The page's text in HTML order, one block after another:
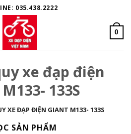
035.438.2222
0
xe đạp điện
133S
XE ĐẠP ĐIỆN GIANT M133- 133S
SẢN PHẨM